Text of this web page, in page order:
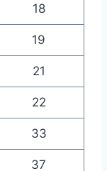
18
19
21
22
33
37